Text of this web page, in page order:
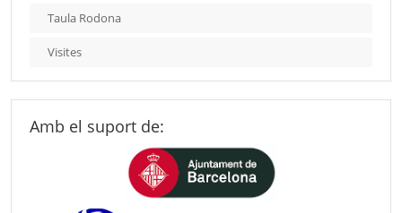
Taula Rodona
Visites
Amb el suport de: